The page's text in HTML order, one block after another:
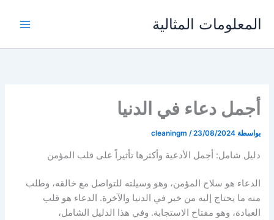
المعلومات المثالية
أجمل دعاء في الدنيا
بواسطة cleaningm /23/08/2024
دليل شامل: أجمل الأدعية وأكثرها تأثيراً على قلب المؤمن
الدعاء هو سلاح المؤمن، وهو وسيلته للتواصل مع خالقه، وطلب
منه ما يحتاج إليه من خير في الدنيا والآخرة. الدعاء هو قلب
العبادة، وهو مفتاح الاستجابة. وفي هذا الدليل الشامل،